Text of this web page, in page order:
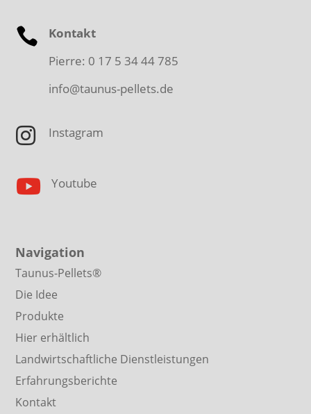

Kontakt
Pierre: 0 17 5 34 44 785
info@taunus-pellets.de
 Instagram
 Youtube
Navigation
Taunus-Pellets®
Die Idee
Produkte
Hier erhältlich
Landwirtschaftliche Dienstleistungen
Erfahrungsberichte
Kontakt